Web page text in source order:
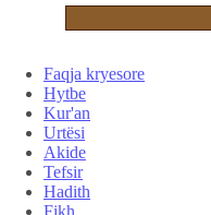
Faqja kryesore
Hytbe
Kur'an
Urtësi
Akide
Tefsir
Hadith
Fikh